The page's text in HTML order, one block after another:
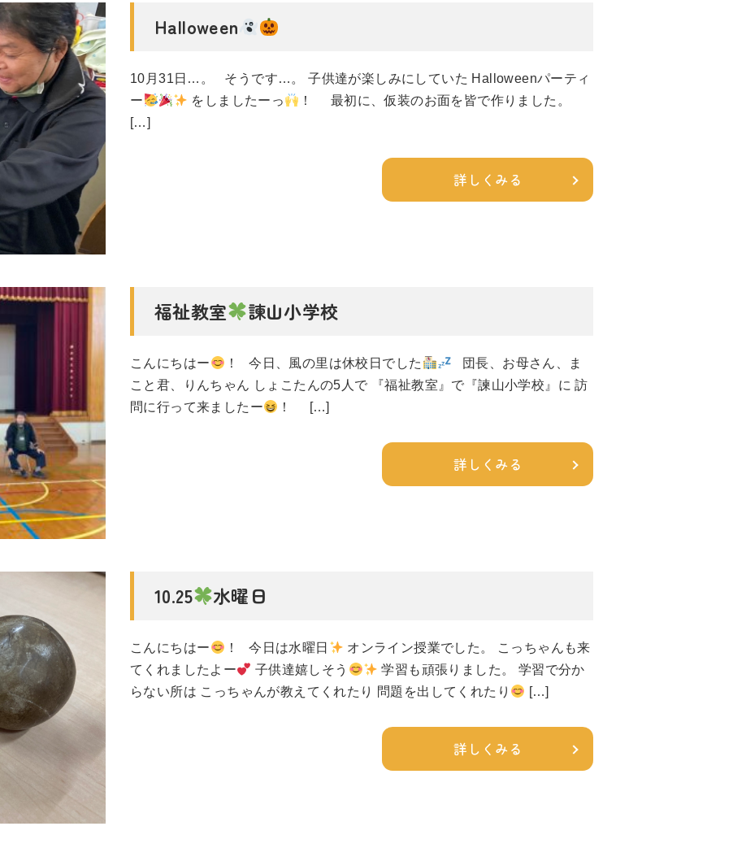
Halloween
10月31日…。 そうです…。 子供達が楽しみにしていた Halloweenパーティ
ー
をしましたーっ
！ 最初に、仮装のお面を皆で作りました。
[…]
詳しくみる
福祉教室 諫山小学校
こんにちはー ！ 今日、風の里は休校日でした
団長、お母さん、ま
こと君、りんちゃん しょこたんの5人で 『福祉教室』で『諫山小学校』に 訪
問に行って来ましたー
！ […]
詳しくみる
10.25 水曜日
こんにちはー ！ 今日は水曜日
オンライン授業でした。 こっちゃんも来
てくれましたよー
子供達嬉しそう
学習も頑張りました。 学習で分か
らない所は こっちゃんが教えてくれたり 問題を出してくれたり
[…]
詳しくみる